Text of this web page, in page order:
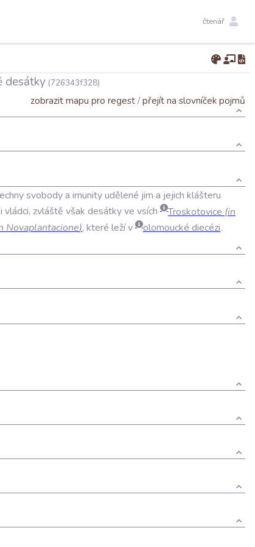
čtenář
desátky (726343f328)
zobrazit mapu pro regest/přejít na slovníček pojmů
svobodya imunityudělené jim a jejich klášteru
vládci, zvláště však desátkyve vsích Troskotovice (in
Novaplantacione), které ležív olomoucké diecézi.